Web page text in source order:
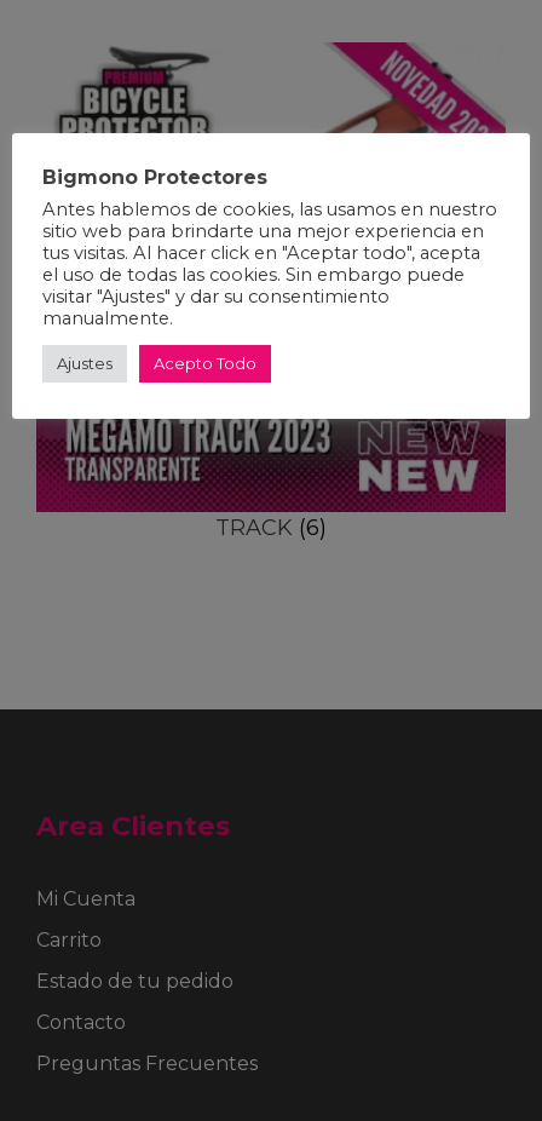
TRACK (6)
Area Clientes
Mi Cuenta
Carrito
Estado de tu pedido
Contacto
Preguntas Frecuentes
Bigmono Protectores
Antes hablemos de cookies, las usamos en nuestro
sitio web para brindarte una mejor experiencia en
tus visitas. Al hacer click en "Aceptar todo", acepta
el uso de todas las cookies. Sin embargo puede
visitar "Ajustes" y dar su consentimiento
manualmente.
Ajustes Acepto Todo